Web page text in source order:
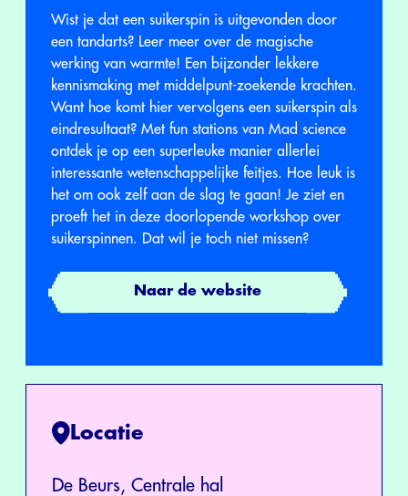
Wist je dat een suikerspin is uitgevonden door
een tandarts? Leer meer over de magische
werking van warmte! Een bijzonder lekkere
kennismaking met middelpunt-zoekende krachten.
Want hoe komt hier vervolgens een suikerspin als
eindresultaat? Met fun stations van Mad science
ontdek je op een superleuke manier allerlei
interessante wetenschappelijke feitjes. Hoe leuk is
het om ook zelf aan de slag te gaan! Je ziet en
proeft het in deze doorlopende workshop over
suikerspinnen. Dat wil je toch niet missen?
Naar de website
Locatie
De Beurs, Centrale hal